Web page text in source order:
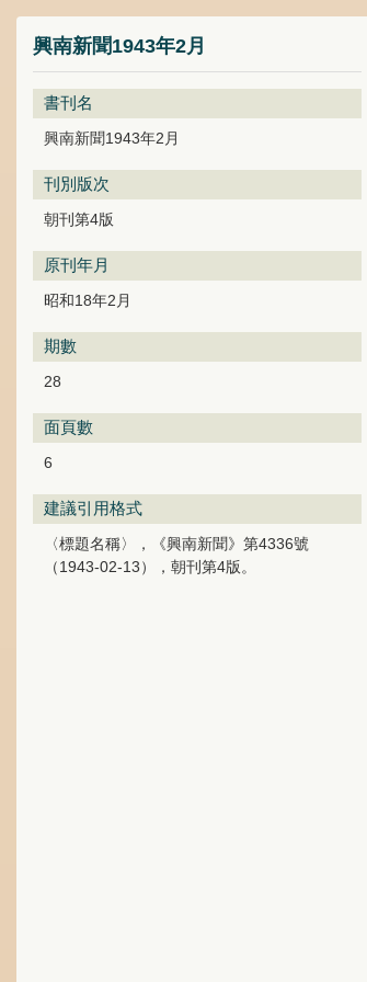
興南新聞1943年2月
書刊名
興南新聞1943年2月
刊別版次
朝刊第4版
原刊年月
昭和18年2月
期數
28
面頁數
6
建議引用格式
〈標題名稱〉，《興南新聞》第4336號
（1943-02-13），朝刊第4版。